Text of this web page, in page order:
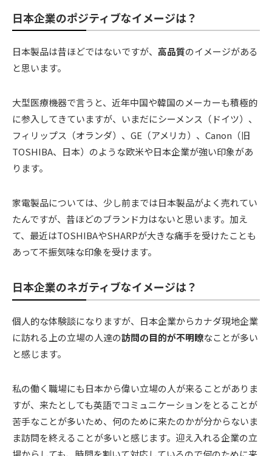
日本企業のポジティブなイメージは？
日本製品は昔ほどではないですが、 高品質のイメージがある
と思います。
大型医療機器で言うと、近年中国や韓国のメーカーも積極的
に参入してきていますが、いまだにシーメンス（ドイツ）、
フィリップス（オランダ）、GE（アメリカ）、Canon（旧
TOSHIBA、日本）のような欧米や日本企業が強い印象があ
ります。
家電製品については、少し前までは日本製品がよく売れてい
たんですが、昔ほどのブランド力はないと思います。加え
て、最近はTOSHIBAやSHARPが大きな痛手を受けたことも
あって不振気味な印象を受けます。
日本企業のネガティブなイメージは？
個人的な体験談になりますが、日本企業からカナダ現地企業
に訪れる上の立場の人達の訪問の目的が不明瞭なことが多い
と感じます。
私の働く職場にも日本から偉い立場の人が来ることがありま
すが、来たとしても英語でコミュニケーションをとることが
苦手なことが多いため、何のために来たのかが分からないま
ま訪問を終えることが多いと感じます。迎え入れる企業の立